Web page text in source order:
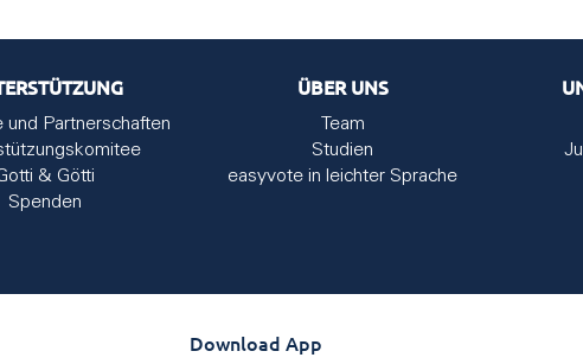
und Partnerschaften
& Götti
Spenden
ÜBER UNS
Team
Studien
easyvote in leichter Sprache
Download App